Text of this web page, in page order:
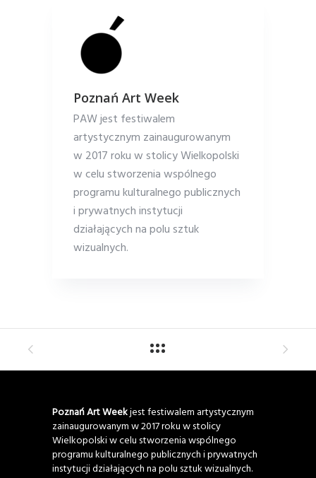
Poznań Art Week
PAW jest festiwalem
artystycznym zainaugurowanym
w 2017 roku w stolicy Wielkopolski
w celu stworzenia wspólnego
programu kulturalnego publicznych
i prywatnych instytucji
działających na polu sztuk
wizualnych.
Poznań Art Weekjest festiwalem artystycznym
zainaugurowanym w 2017 roku w stolicy
Wielkopolski w celu stworzenia wspólnego
programu kulturalnego publicznych i prywatnych
instytucji działających na polu sztuk wizualnych.